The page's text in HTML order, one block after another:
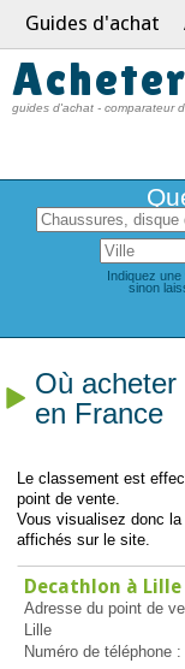
Guides d'achat
Acheter
guides d'achat - comparateur
Indiquez
sinon
Où
en France
Le classement est
point de vente.
Vous visualisez donc
affichés sur le site.
Decathlon à Lille
Adresse du point de
Lille
Numéro de téléphone :